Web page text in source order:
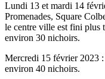
Lundi 13 et mardi 14
Promenades, Square
le centre ville est fini plus
environ 30 nichoirs.
Mercredi 15 février 2023
environ 40 nichoirs.